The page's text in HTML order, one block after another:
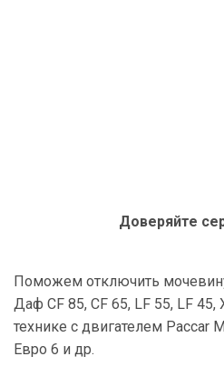
Доверяйте
Поможем отключить
Даф CF 85, CF 65, LF 55, LF 45,
технике с двигателем Paccar
Евро 6 и др.